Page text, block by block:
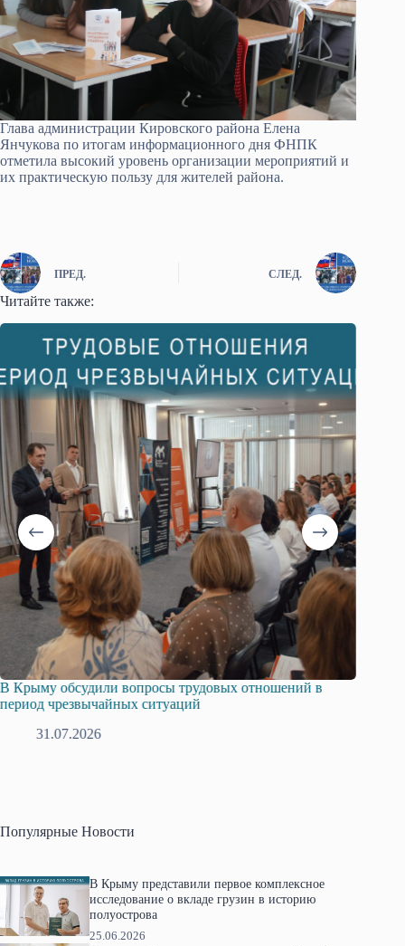
Глава администрации Кировского района Елена
Янчукова по итогам информационного дня ФНПК
отметила высокий уровень организации мероприятий и
их практическую пользу для жителей района.
ПРЕД. СЛЕД.
Читайте также:
Русская община Крыма и Федерация независимых
профсоюзов Крыма укрепляют сотрудничество
28.07.2026
Популярные Новости
В Крыму представили первое комплексное
исследование о вкладе грузин в историю
полуострова
25.06.2026